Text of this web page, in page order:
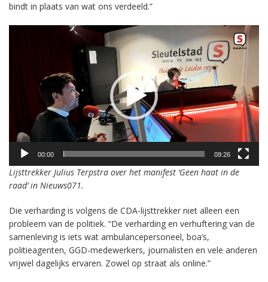
bindt in plaats van wat ons verdeeld.”
00:00 09:26
Lijsttrekker Julius Terpstra over het manifest ‘Geen haat in de
raad’ in Nieuws071.
Die verharding is volgens de CDA-lijsttrekker niet alleen een
probleem van de politiek. “De verharding en verhuftering van de
samenleving is iets wat ambulancepersoneel, boa’s,
politieagenten, GGD-medewerkers, journalisten en vele anderen
vrijwel dagelijks ervaren. Zowel op straat als online.”